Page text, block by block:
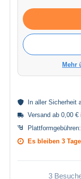
Mehr
In aller Sicherheit
Versand ab 0,00 €
Plattformgebühren:
Es bleiben 3
3